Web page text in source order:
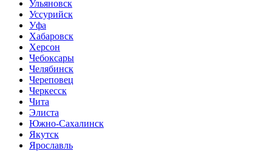
Ульяновск
Уссурийск
Уфа
Хабаровск
Херсон
Чебоксары
Челябинск
Череповец
Черкесск
Чита
Элиста
Южно-Сахалинск
Якутск
Ярославль